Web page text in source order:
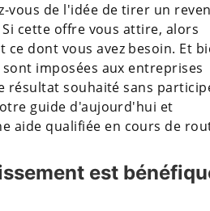
vous de l'idée de tirer un
cette offre vous attire, alors
dont vous avez besoin. Et
imposées aux entreprises
résultat souhaité sans
guide d'aujourd'hui et
aide qualifiée en cours de
est